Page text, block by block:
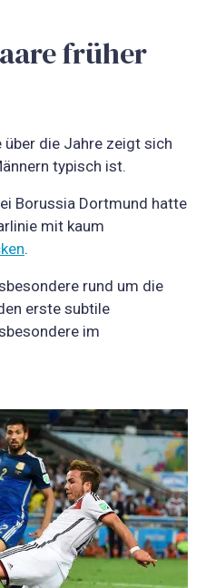
früher
die Jahre zeigt sich
typisch ist.
Borussia Dortmund hatte
mit kaum
.
rund um die
erste subtile
im